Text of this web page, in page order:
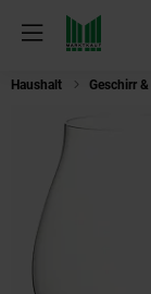
Menü
Haushalt Geschirr &